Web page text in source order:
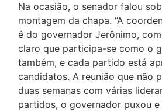
Na ocasião, o senador falou
montagem da chapa. “A
é do governador Jerônimo,
claro que participa-se como o
também, e cada partido está
candidatos. A reunião que não
duas semanas com várias
partidos, o governador puxou